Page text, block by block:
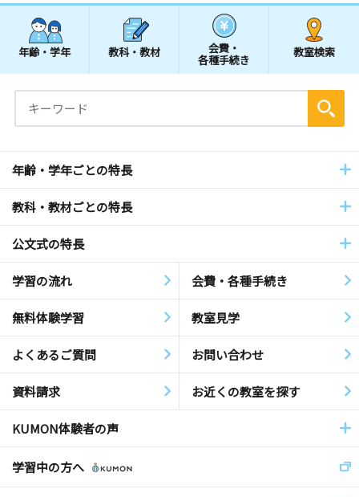
年齢・学年 教科・教材 会費・
各種手続き
教室検索
年齢・学年ごとの特長
教科・教材ごとの特長
公文式の特長
学習の流れ 会費・各種手続き
無料体験学習 教室見学
よくあるご質問 お問い合わせ
資料請求 お近くの教室を探す
KUMON体験者の声
学習中の方へ